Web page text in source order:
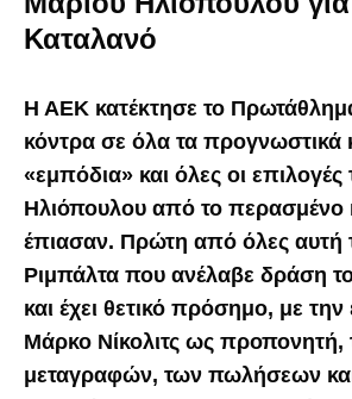
Καταλανό
Η ΑΕΚ κατέκτησε το
κόντρα σε όλα τα προγνωστικά
«εμπόδια» και όλες οι
Ηλιόπουλου από το περασμένο
έπιασαν. Πρώτη από όλες αυτή
Ριμπάλτα που ανέλαβε δράση
και έχει θετικό πρόσημο, με
Μάρκο Νίκολιτς ως προπονητή,
μεταγραφών, των πωλήσεων